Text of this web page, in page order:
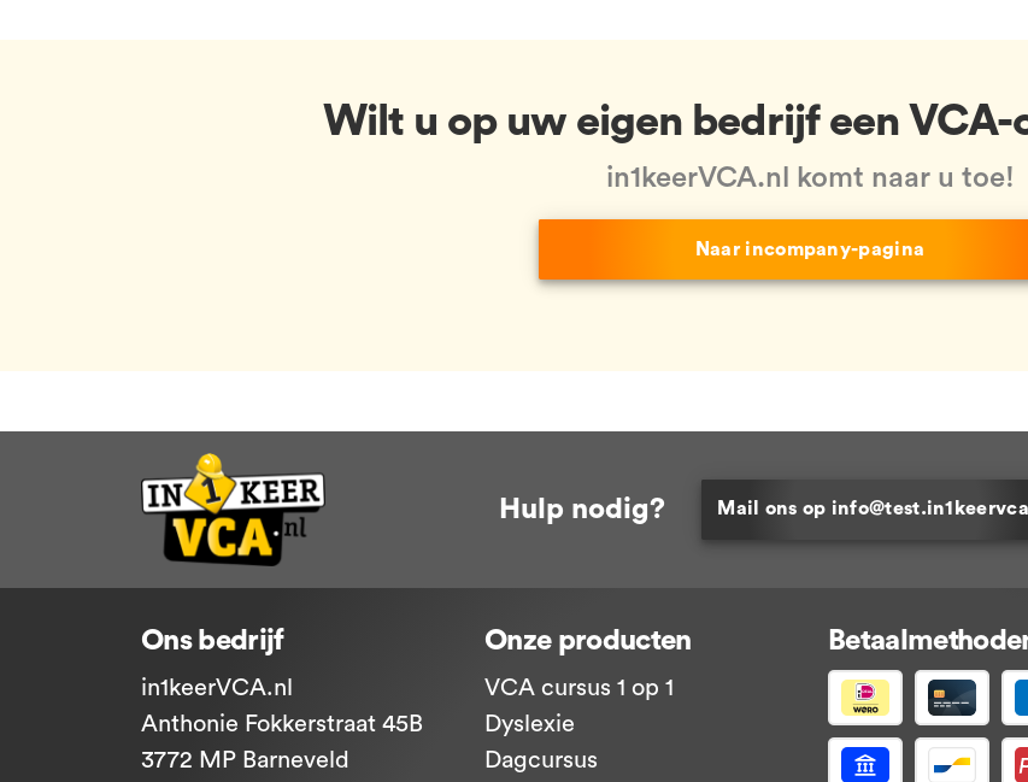
Wilt u op uw eigen bedrijf een VCA-
in1keerVCA.nl komt naar u toe!
Naar incompany-pagina
Hulp nodig? Mail ons op
Ons bedrijf
in1keerVCA.nl
Anthonie Fokkerstraat 45B
3772 MP Barneveld
Onze producten
VCA cursus 1 op 1
Dyslexie
Dagcursus